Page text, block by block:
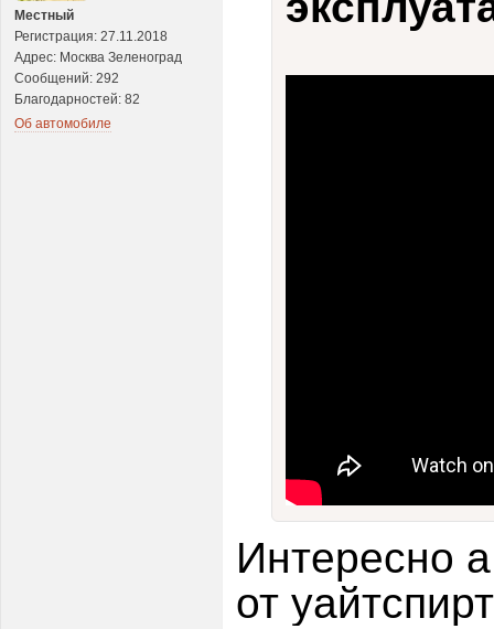
Местный
Регистрация: 27.11.2018
Адрес: Москва Зеленоград
Сообщений: 292
Благодарностей: 82
Об автомобиле
Интересно
от